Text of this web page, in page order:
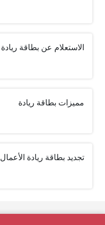
الاستعلام عن بطاقة ريادة
مميزات بطاقة ريادة
تجديد بطاقة ريادة الأعمال